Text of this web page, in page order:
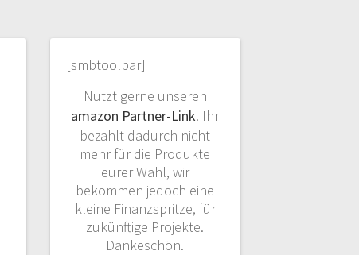
[smbtoolbar]
Nutzt gerne unseren
amazon Partner-Link. Ihr
bezahlt dadurch nicht
mehr für die Produkte
eurer Wahl, wir
bekommen jedoch eine
kleine Finanzspritze, für
zukünftige Projekte.
Dankeschön.